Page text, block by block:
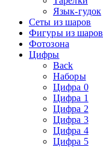
Язык-гудок
Сеты из шаров
Фигуры из шаров
Фотозона
Цифры
Back
Наборы
Цифра 0
Цифра 1
Цифра 2
Цифра 3
Цифра 4
Цифра 5